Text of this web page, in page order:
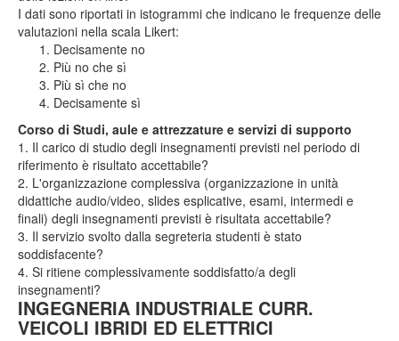
I dati sono riportati in istogrammi che indicano le frequenze delle
valutazioni nella scala Likert:
Decisamente no
Più no che sì
Più sì che no
Decisamente sì
Corso di Studi, aule e attrezzature e servizi di supporto
1. Il carico di studio degli insegnamenti previsti nel periodo di
riferimento è risultato accettabile?
2. L'organizzazione complessiva (organizzazione in unità
didattiche audio/video, slides esplicative, esami, intermedi e
finali) degli insegnamenti previsti è risultata accettabile?
3. Il servizio svolto dalla segreteria studenti è stato
soddisfacente?
4. Si ritiene complessivamente soddisfatto/a degli
insegnamenti?
INGEGNERIA INDUSTRIALE CURR.
VEICOLI IBRIDI ED ELETTRICI